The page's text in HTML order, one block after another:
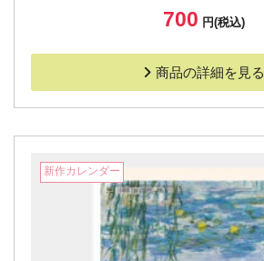
700 円(税込)
商品の詳細を見る
新作カレンダー